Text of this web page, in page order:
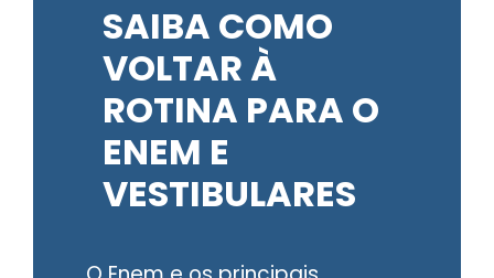
SAIBA COMO
VOLTAR À
ROTINA PARA O
ENEM E
VESTIBULARES